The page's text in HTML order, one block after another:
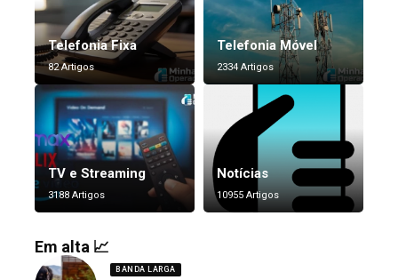
Telefonia Fixa
82 Artigos
Telefonia Móvel
2334 Artigos
TV e Streaming
3188 Artigos
Notícias
10955 Artigos
Em alta 📈
BANDA LARGA